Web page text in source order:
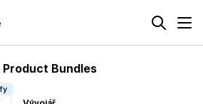
Product Bundles